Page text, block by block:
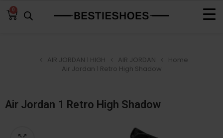
0
Home
AIR JORDAN
AIR JORDAN 1 HIGH
Air Jordan 1 Retro High Shadow
Air Jordan 1 Retro High Shadow